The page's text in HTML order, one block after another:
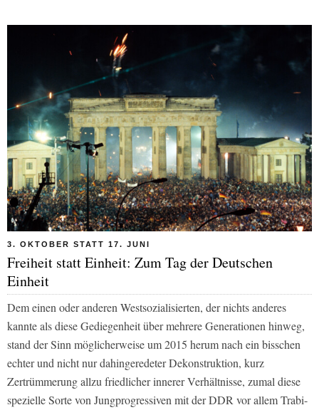
3. OKTOBER STATT 17. JUNI
Freiheit statt Einheit: Zum Tag der Deutschen
Einheit
Dem einen oder anderen Westsozialisierten, der nichts anderes
kannte als diese Gediegenheit über mehrere Generationen hinweg,
stand der Sinn möglicherweise um 2015 herum nach ein bisschen
echter und nicht nur dahingeredeter Dekonstruktion, kurz
Zertrümmerung allzu friedlicher innerer Verhältnisse, zumal diese
spezielle Sorte von Jungprogressiven mit der DDR vor allem Trabi-